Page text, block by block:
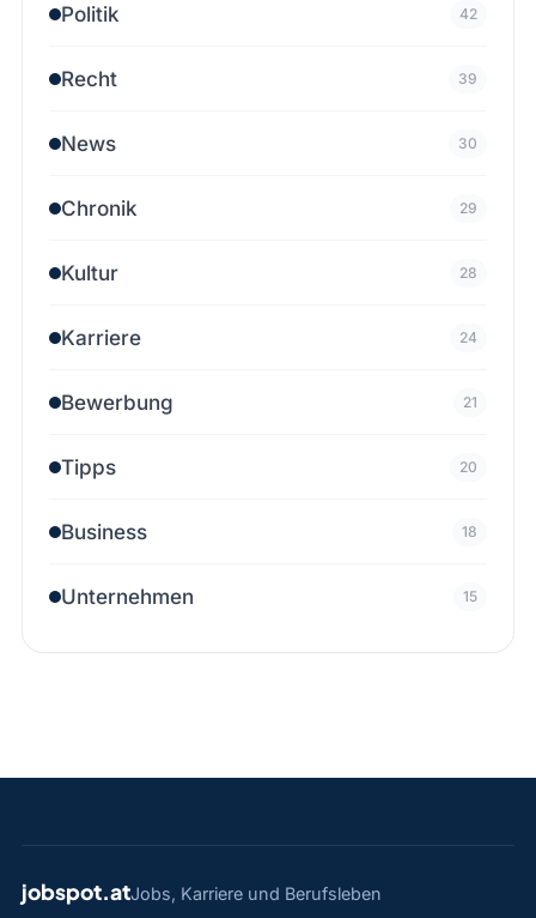
Politik 42
Recht 39
News 30
Chronik 29
Kultur 28
Karriere 24
Bewerbung 21
Tipps 20
Business 18
Unternehmen 15
jobspot.atJobs, Karriere und Berufsleben